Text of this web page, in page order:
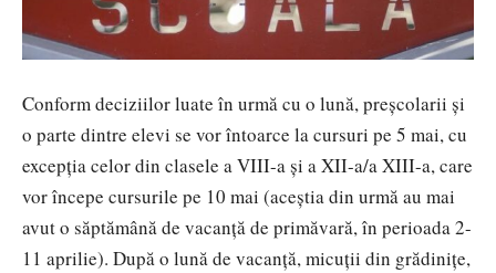
Conform deciziilor luate în urmă cu o lună, preșcolarii și
o parte dintre elevi se vor întoarce la cursuri pe 5 mai, cu
excepția celor din clasele a VIII-a și a XII-a/a XIII-a, care
vor începe cursurile pe 10 mai (aceștia din urmă au mai
avut o săptămână de vacanță de primăvară, în perioada 2-
11 aprilie). După o lună de vacanță, micuții din grădinițe,